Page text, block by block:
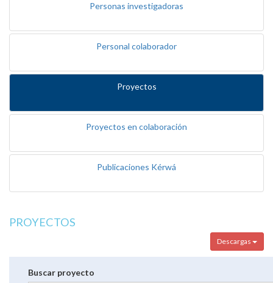
Personas investigadoras
Personal colaborador
Proyectos
Proyectos en colaboración
Publicaciones Kérwá
PROYECTOS
Descargas
Buscar proyecto